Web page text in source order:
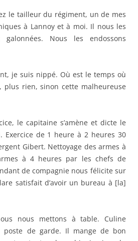
le tailleur du régiment, un de mes
à Lannoy et à moi. Il nous les
galonnées. Nous les endossons
je suis nippé. Où est le temps où
plus rien, sinon cette malheureuse
le capitaine s’amène et dicte le
Exercice de 1 heure à 2 heures 30
Gibert. Nettoyage des armes à
à 4 heures par les chefs de
de compagnie nous félicite sur
satisfait d’avoir un bureau à [la]
nous mettons à table. Culine
poste de garde. Il mange de bon